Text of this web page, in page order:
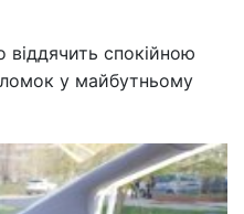
спокійною
у майбутньому